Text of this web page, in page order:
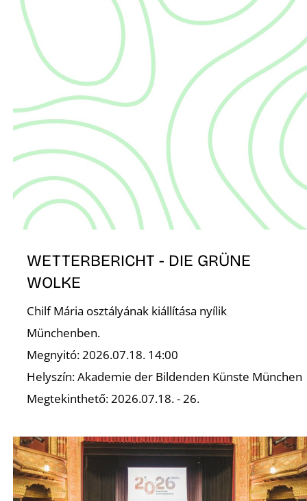
WETTERBERICHT - DIE GRÜNE
WOLKE
Chilf Mária osztályának kiállítása nyílik
Münchenben.
Megnyitó: 2026.07.18. 14:00
Helyszín: Akademie der Bildenden Künste München
Megtekinthető: 2026.07.18. - 26.